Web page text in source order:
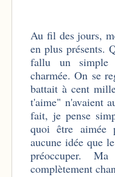
Au fil des jours,
en plus présents.
fallu un simple
charmée. On se
battait à cent
t'aime" n'avaient
fait, je pense
quoi être aimée
aucune idée que
préoccuper.
complètement